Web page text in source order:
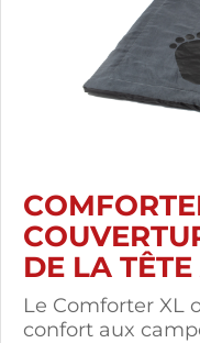
DE LA
Le Comforter XL
confort aux